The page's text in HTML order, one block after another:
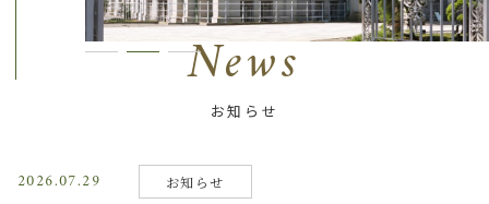
News
お知らせ
2026.07.29 お知らせ